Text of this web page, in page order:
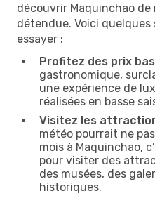
découvrir Maquinchao
détendue. Voici
essayer :
Profitez des prix
gastronomique,
une expérience de
réalisées en basse
Visitez les
météo pourrait ne
mois à Maquinchao,
pour visiter des
des musées, des
historiques.